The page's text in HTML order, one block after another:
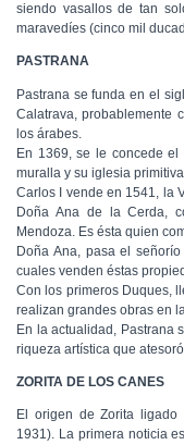
siendo vasallos de tan
maravedíes (cinco mil
PASTRANA
Pastrana se funda en el
Calatrava, probablemente
los árabes.
En 1369, se le concede
muralla y su iglesia primitiva.
Carlos I vende en 1541, la
Doña Ana de la Cerda,
Mendoza. Es ésta quien
Doña Ana, pasa el
cuales venden éstas
Con los primeros Duques,
realizan grandes obras en
En la actualidad, Pastrana
riqueza artística que
ZORITA DE LOS CANES
El origen de Zorita ligado
1931). La primera noticia